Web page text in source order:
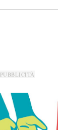
PUBBLICITÀ